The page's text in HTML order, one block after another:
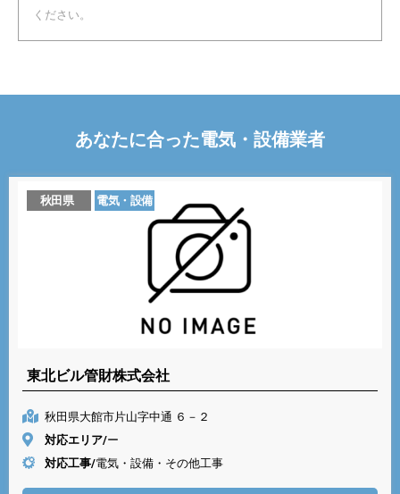
ください。
あなたに合った電気・設備業者
秋田県 電気・設備
東北ビル管財株式会社
秋田県大館市片山字中通 ６－２
対応エリア/ー
対応工事/電気・設備・その他工事